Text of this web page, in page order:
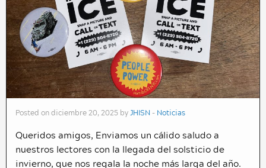
Posted on diciembre 20, 2025 byJHISN - Noticias
Queridos amigos, Enviamos un cálido saludo a
nuestros lectores con la llegada del solsticio de
invierno, que nos regala la noche más larga del año.